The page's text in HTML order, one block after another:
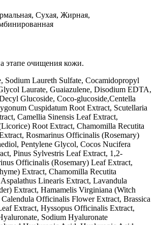
Сухая, Жирная,
этапе очищения кожи.
Sodium Laureth Sulfate, Cocamidopropyl
Laurate, Guaiazulene, Disodium EDTA,
Glucoside, Coco-glucoside,Centella
Cuspidatum Root Extract, Scutellaria
Camellia Sinensis Leaf Extract,
Root Extract, Chamomilla Recutita
Rosmarinus Officinalis (Rosemary)
Pentylene Glycol, Cocos Nucifera
Pinus Sylvestris Leaf Extract, 1,2-
Officinalis (Rosemary) Leaf Extract,
Extract, Chamomilla Recutita
Linearis Extract, Lavandula
Extract, Hamamelis Virginiana (Witch
Officinalis Flower Extract, Brassica
Extract, Hyssopus Officinalis Extract,
Sodium Hyaluronate